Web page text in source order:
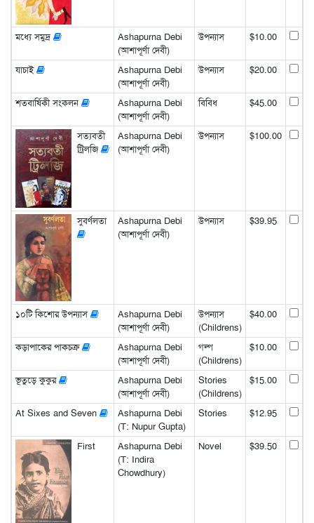
মধ্যে সমুদ্র
Ashapurna Debi
(আশাপূর্ণা দেবী)
উপন্যাস $10.00
যাচাই
Ashapurna Debi
(আশাপূর্ণা দেবী)
উপন্যাস $20.00
শতবার্ষিকী সংকলন
Ashapurna Debi
(আশাপূর্ণা দেবী)
বিবিধ $45.00
সত্যবতী
ট্রিলজি
Ashapurna Debi
(আশাপূর্ণা দেবী)
উপন্যাস $100.00
সুবর্ণলতা
Ashapurna Debi
(আশাপূর্ণা দেবী)
উপন্যাস $39.95
১০টি কিশোর উপন্যাস
Ashapurna Debi
(আশাপূর্ণা দেবী)
উপন্যাস
(Childrens)
$40.00
কড়াপাকের পাকচক্র
Ashapurna Debi
(আশাপূর্ণা দেবী)
গল্প
(Childrens)
$10.00
ভূতুড়ে কুকুর
Ashapurna Debi
(আশাপূর্ণা দেবী)
Stories
(Childrens)
$15.00
At Sixes and Seven
Ashapurna Debi
(T: Nupur Gupta)
Stories $12.95
First
Ashapurna Debi
(T: Indira
Chowdhury)
Novel $39.50